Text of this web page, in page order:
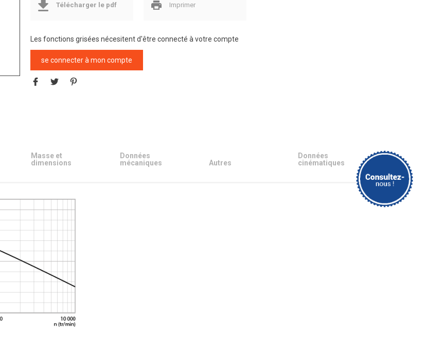
Télécharger le pdf Imprimer
Les fonctions grisées nécesitent d'être connecté à votre compte
se connecter à mon compte
Masse et
dimensions
Données
mécaniques
Autres
Données
cinématiques